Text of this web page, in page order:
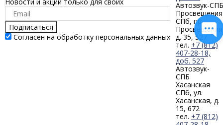
Подписаться
Согласен на обработку персональных данных
Автозвук-СПБ
Просвещения
СПб, пр.
д. 35, 527
тел. +7 (812)
407-28-18,
доб. 527
Автозвук-
СПБ
Хасанская
СПб, ул.
Хасанская, д.
15, 672
тел. +7 (812)